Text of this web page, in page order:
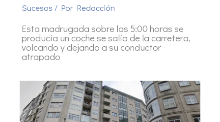
Sucesos / Por Redacción
Esta madrugada sobre las 5:00 horas se
producía un coche se salía de la carretera,
volcando y dejando a su conductor
atrapado